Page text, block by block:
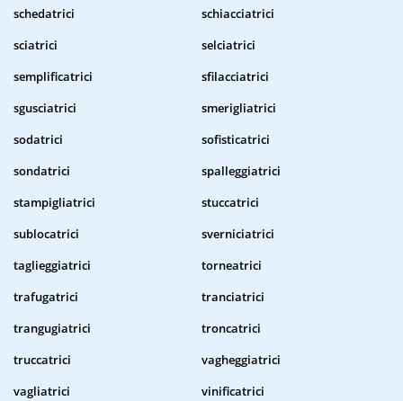
schedatrici
schiacciatrici
sciatrici
selciatrici
semplificatrici
sfilacciatrici
sgusciatrici
smerigliatrici
sodatrici
sofisticatrici
sondatrici
spalleggiatrici
stampigliatrici
stuccatrici
sublocatrici
sverniciatrici
taglieggiatrici
torneatrici
trafugatrici
tranciatrici
trangugiatrici
troncatrici
truccatrici
vagheggiatrici
vagliatrici
vinificatrici